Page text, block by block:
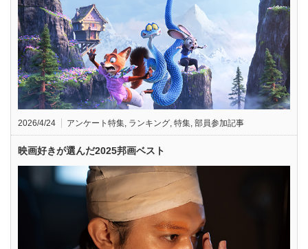
2026/4/24 アンケート特集 ランキング 特集 部員参加記事
映画好きが選んだ2025邦画ベスト